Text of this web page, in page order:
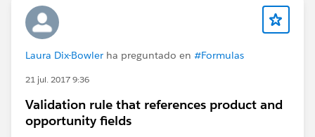
Laura Dix-Bowler ha preguntado en #Formulas
21 jul. 2017 9:36
Validation rule that references product and
opportunity fields